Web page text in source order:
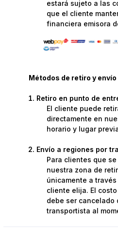
estará sujeto a las
que el cliente
financiera emisora
Métodos de retiro y envío
Retiro en punto de
El cliente puede
directamente en
horario y lugar
Envío a regiones por
Para clientes que
nuestra zona de
únicamente a
cliente elija. El
debe ser cancelado
transportista al